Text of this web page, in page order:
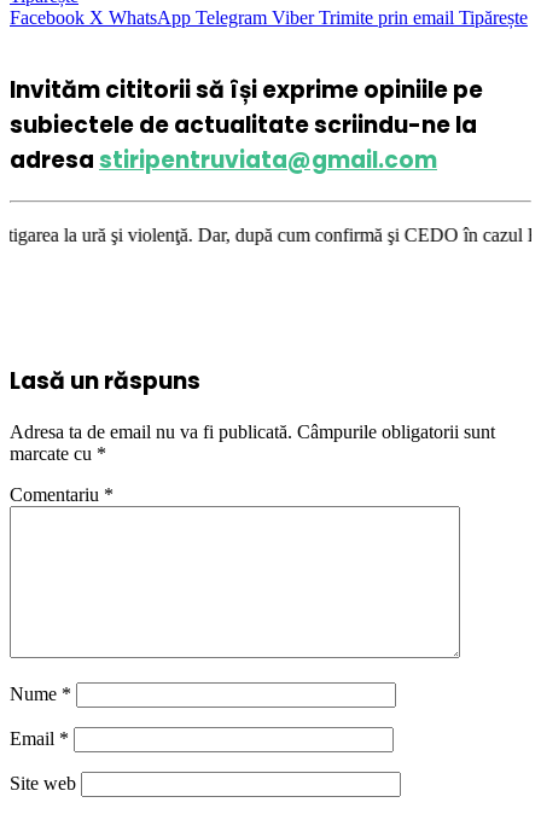
Facebook X WhatsApp Telegram Viber Trimite prin email Tipărește
Invităm cititorii să își exprime opiniile pe
subiectele de actualitate scriindu-ne la
adresastiripentruviata@gmail.com
Dar, după cum confirmă şi CEDO în cazul Handyside vs.
Lasă un răspuns
Adresa ta de email nu va fi publicată. Câmpurile obligatorii sunt
marcate cu *
Comentariu *
Nume *
Email *
Site web